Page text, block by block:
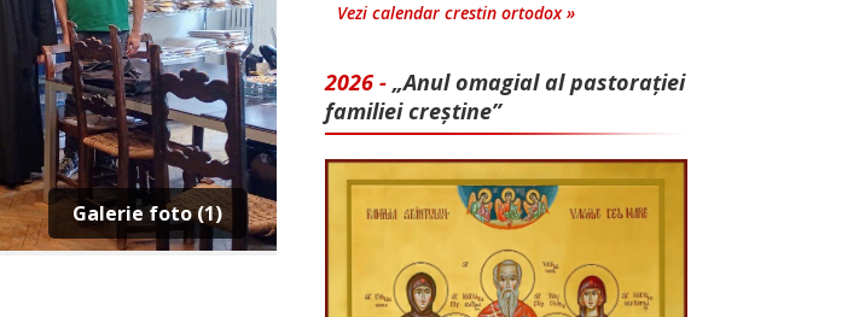
Galerie foto (1)
Vezi calendar crestin ortodox »
2026 - „Anul omagial al pastorației
familiei creștine”